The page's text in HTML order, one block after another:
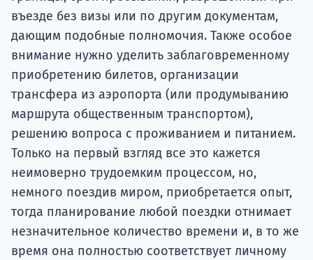
въезде без визы или по другим документам,
дающим подобные полномочия. Также особое
внимание нужно уделить заблаговременному
приобретению билетов, организации
трансфера из аэропорта (или продумыванию
маршрута общественным транспортом),
решению вопроса с проживанием и питанием.
Только на первый взгляд все это кажется
неимоверно трудоемким процессом, но,
немного поездив миром, приобретается опыт,
тогда планирование любой поездки отнимает
незначительное количество времени и, в то же
время она полностью соответствует личному